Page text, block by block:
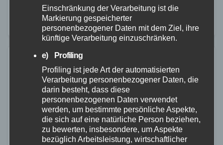
verletzt schien, ist in den Wochen nach…
Einschränkung der Verarbeitung ist die
Markierung gespeicherter
personenbezogener Daten mit dem Ziel, ihre
künftige Verarbeitung einzuschränken.
e) Profiling
Profiling ist jede Art der automatisierten
Verarbeitung personenbezogener Daten, die
darin besteht, dass diese
personenbezogenen Daten verwendet
werden, um bestimmte persönliche Aspekte,
die sich auf eine natürliche Person beziehen,
zu bewerten, insbesondere, um Aspekte
bezüglich Arbeitsleistung, wirtschaftlicher